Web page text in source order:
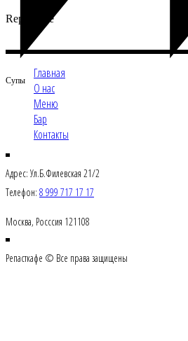
Супы
Repastcafe
Главная
О нас
Меню
Бар
Контакты
Адрес: Ул.Б.Филевская 21/2
Телефон: 8 999 717 17 17
Москва, Росссия 121108
Репасткафе © Все права защищены